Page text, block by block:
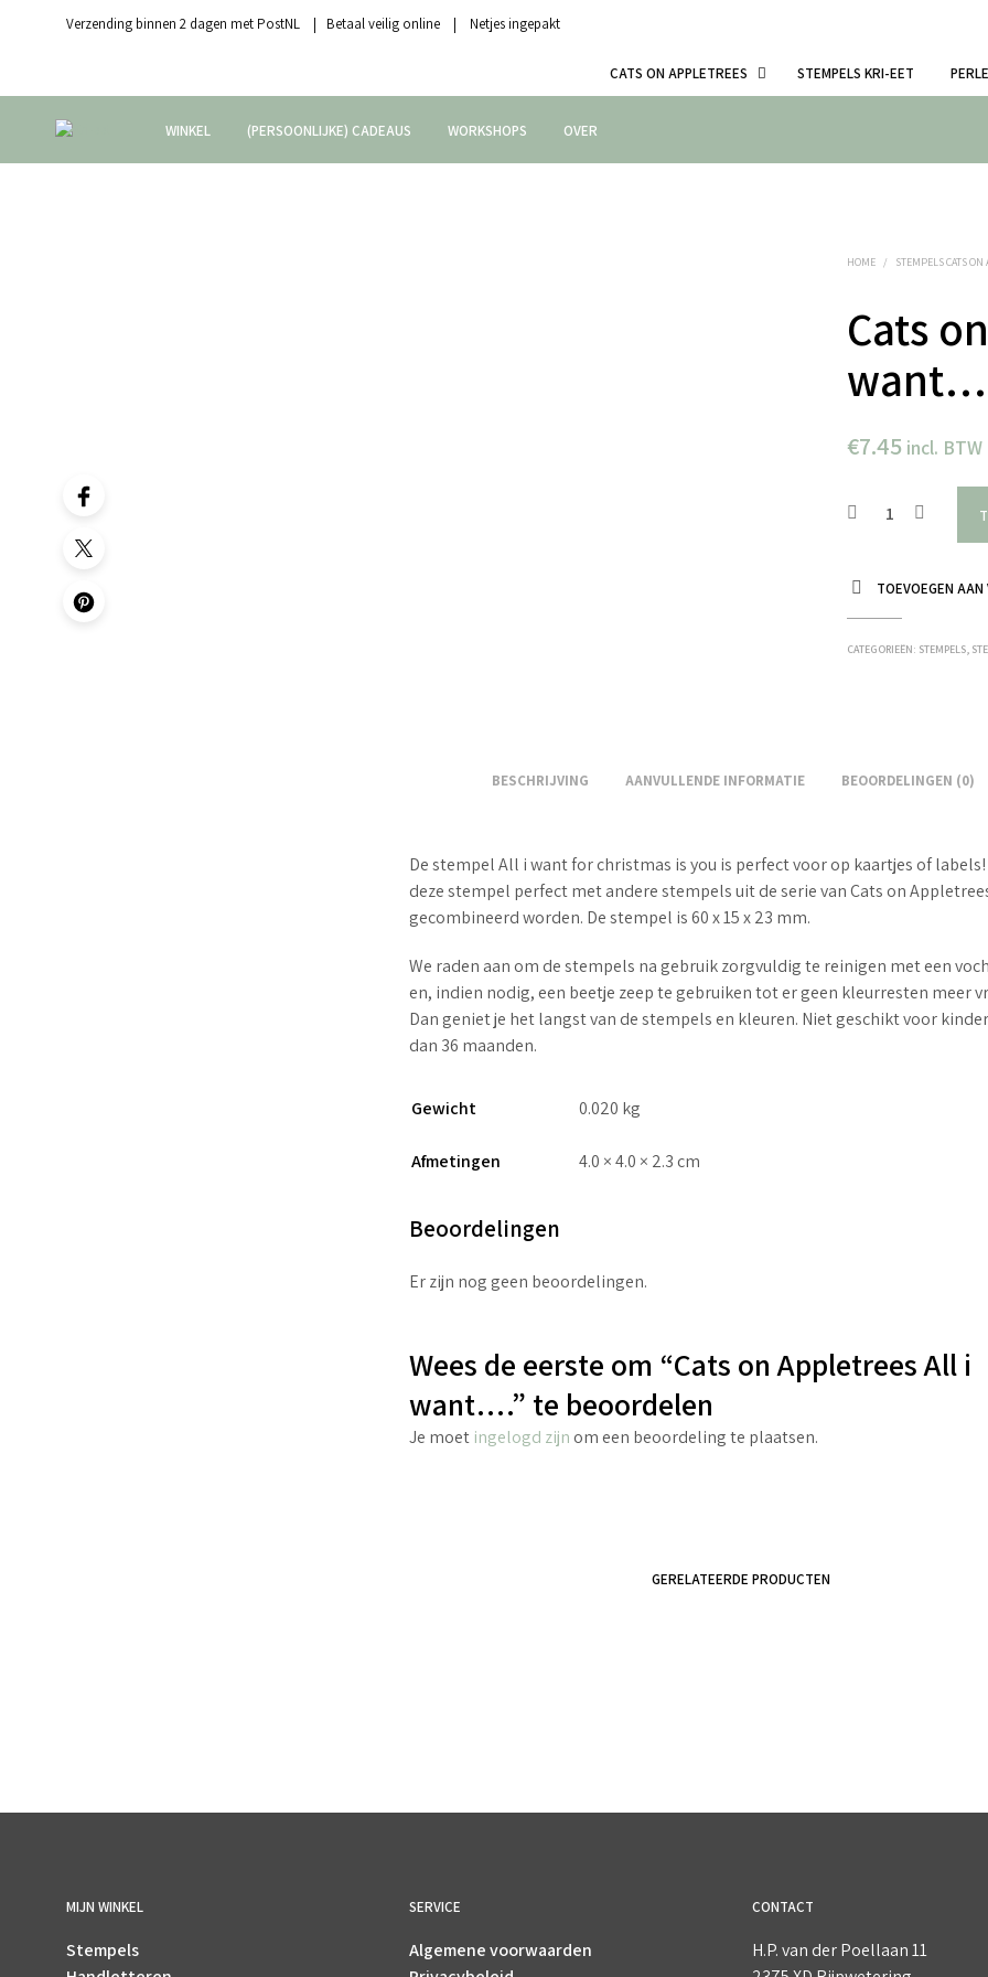
Verzending binnen 2 dagen met PostNL | Betaal veilig online | Netjes ingepakt
CATS ON APPLETREES STEMPELS KRI-EET
WINKEL (PERSOONLIJKE) CADEAUS WORKSHOPS OVER
HOME / STEMPELS CATS ON
Cats
€7.45 incl. BTW
TOEVOEGEN
CATEGORIEËN: STEMPELS,
BESCHRIJVING AANVULLENDE INFORMATIE BEOORDELINGEN (0)
De stempel All i want for christmas is you is perfect voor op kaartjes of
deze stempel perfect met andere stempels uit de serie van Cats on
gecombineerd worden. De stempel is 60 x 15 x 23 mm.
We raden aan om de stempels na gebruik zorgvuldig te reinigen met een
en, indien nodig, een beetje zeep te gebruiken tot er geen kleurresten meer
Dan geniet je het langst van de stempels en kleuren. Niet geschikt voor
dan 36 maanden.
Gewicht 0.020 kg
Afmetingen 4.0 × 4.0 × 2.3 cm
Beoordelingen
Er zijn nog geen beoordelingen.
Wees de eerste om “Cats on Appletrees All i
want….” te beoordelen
Je moet ingelogd zijnom een beoordeling te plaatsen.
GERELATEERDE PRODUCTEN
MIJN WINKEL
Stempels
SERVICE
Algemene voorwaarden
CONTACT
H.P. van der Poellaan 11